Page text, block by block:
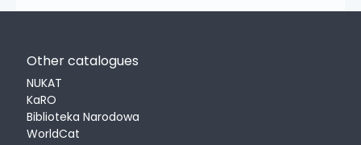
Other catalogues
NUKAT
KaRO
Biblioteka Narodowa
WorldCat